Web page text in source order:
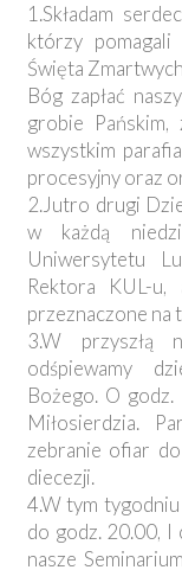
1.Składam
którzy
Święta
Bóg zapłać
grobie
wszystkim
procesyjny oraz
2.Jutro drugi
w każdą
Uniwersytetu
Rektora KUL-
przeznaczone na
3.W przyszłą
odśpiewamy
Bożego. O
Miłosierdzia.
zebranie ofiar
diecezji.
4.W tym tygodniu
do godz. 20.00, I
nasze